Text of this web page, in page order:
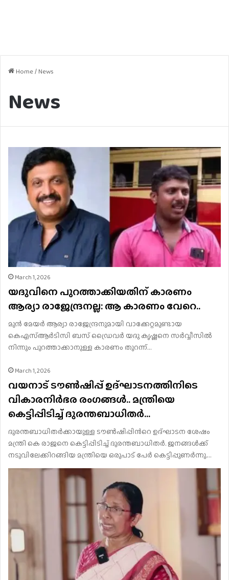
Home/News
News
March 1, 2026
യദുവിനെ പുറത്താക്കിയതിന് കാരണം
ആര്യാ രാജേന്ദ്രനല്ല: ആ കാരണം വേറെ..
മുന്‍ മേയര്‍ ആര്യാ രാജേന്ദ്രനുമായി വാക്കേറ്റമുണ്ടായ
കെഎസ്ആര്‍ടിസി ബസ് ഡ്രൈവര്‍ യദു കൃഷ്ണനെ സർവ്വീസില്‍
നിന്നും പുറത്താക്കാനുള്ള കാരണം തുറന്ന്…
March 1, 2026
വയനാട് ടൗണ്‍ഷിപ്പ് ഉദ്ഘാടനത്തിനിടെ
വികാരനിർഭര രം​ഗങ്ങൾ.. മന്ത്രിയെ
കെട്ടിപ്പിടിച്ച് ദുരന്തബാധിതർ…
ദുരന്തബാധിതര്‍ക്കായുള്ള ടൗണ്‍ഷിപ്പിന്‍റെ ഉദ്ഘാടന ശേഷം
മന്ത്രി കെ രാജനെ കെട്ടിപ്പിടിച്ച് ദുരന്തബാധിതർ. ജനങ്ങൾക്ക്
നടുവിലേക്കിറങ്ങിയ മന്ത്രിയെ ഒരുപാട് പേ‍‌ർ കെട്ടിപ്പുണ‌ർന്നു.…